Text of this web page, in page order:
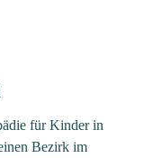
für Kinder in
Bezirk im